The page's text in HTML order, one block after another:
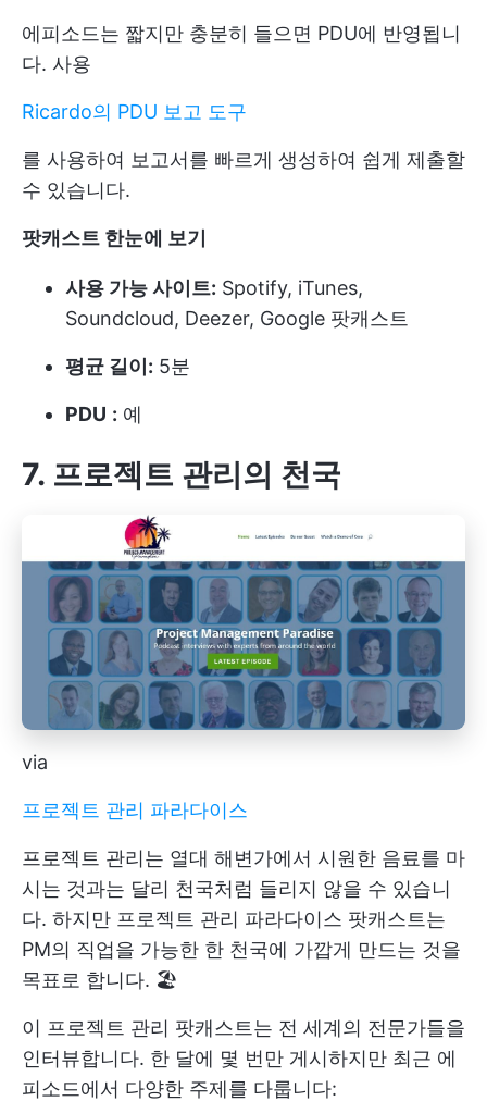
에피소드는 짧지만 충분히 들으면 PDU에 반영됩니
다. 사용
Ricardo의 PDU 보고 도구
를 사용하여 보고서를 빠르게 생성하여 쉽게 제출할
수 있습니다.
팟캐스트 한눈에 보기
사용 가능 사이트: Spotify, iTunes,
Soundcloud, Deezer, Google 팟캐스트
평균 길이: 5분
PDU : 예
7. 프로젝트 관리의 천국
via
프로젝트 관리 파라다이스
프로젝트 관리는 열대 해변가에서 시원한 음료를 마
시는 것과는 달리 천국처럼 들리지 않을 수 있습니
다. 하지만 프로젝트 관리 파라다이스 팟캐스트는
PM의 직업을 가능한 한 천국에 가깝게 만드는 것을
목표로 합니다. 🏖️
이 프로젝트 관리 팟캐스트는 전 세계의 전문가들을
인터뷰합니다. 한 달에 몇 번만 게시하지만 최근 에
피소드에서 다양한 주제를 다룹니다: